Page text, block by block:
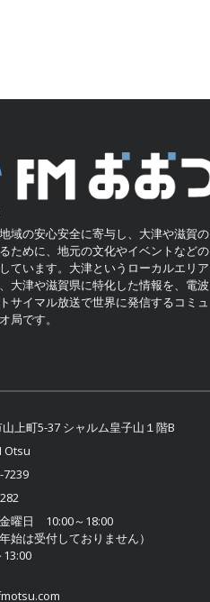
域の安心安全に寄与し、大津や滋賀の
ために、地元の文化やイベントなどの
ています。大津というローカルエリア
大津や滋賀県に特化した情報を、電波
サイマル放送で世界に発信するコミュ
局です。
上町5-37 シャルム皇子山１階B
Otsu
7239
曜日 10:00～18:00
始は受付しておりません）